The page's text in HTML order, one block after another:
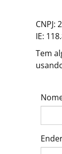
CNPJ:
IE:
Tem